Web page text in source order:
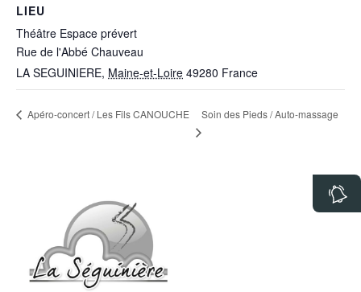
LIEU
Théâtre Espace prévert
Rue de l'Abbé Chauveau
LA SEGUINIERE, Maine-et-Loire 49280 France
Apéro-concert / Les Fils CANOUCHE Soin des Pieds / Auto-massage